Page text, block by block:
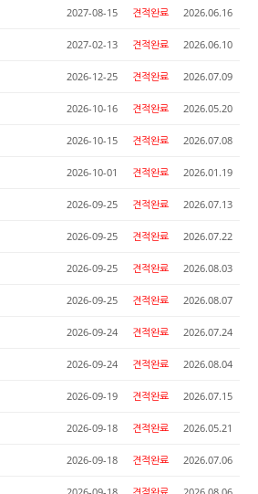
2027-08-15 견적완료 2026.06.16
2027-02-13 견적완료 2026.06.10
2026-12-25 견적완료 2026.07.09
2026-10-16 견적완료 2026.05.20
2026-10-15 견적완료 2026.07.08
2026-10-01 견적완료 2026.01.19
2026-09-25 견적완료 2026.07.13
2026-09-25 견적완료 2026.07.22
2026-09-25 견적완료 2026.08.03
2026-09-25 견적완료 2026.08.07
2026-09-24 견적완료 2026.07.24
2026-09-24 견적완료 2026.08.04
2026-09-19 견적완료 2026.07.15
2026-09-18 견적완료 2026.05.21
2026-09-18 견적완료 2026.07.06